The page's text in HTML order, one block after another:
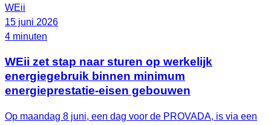
WEii
15 juni 2026
4 minuten
WEii zet stap naar sturen op werkelijk
energiegebruik binnen minimum
energieprestatie-eisen gebouwen
Op maandag 8 juni, een dag voor de PROVADA, is via een